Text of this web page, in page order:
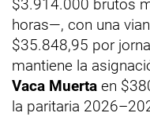
$3.914.000 brutos
horas—, con una
$35.848,95 por
mantiene la
Vaca Muerta en
la paritaria